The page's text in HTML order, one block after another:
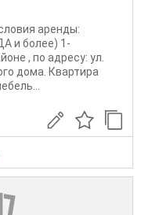
аренды:
и более) 1-
, по адресу: ул.
дома. Квартира